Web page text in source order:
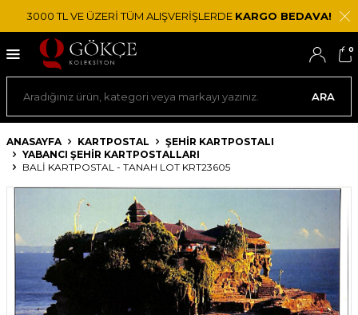
3000 TL VE ÜZERİ TÜM ALIŞVERİŞLERDE KARGO BEDAVA!
ARA
0
ANASAYFA KARTPOSTAL
ŞEHIR KARTPOSTALI
YABANCI ŞEHIR KARTPOSTALLARI
BALI KARTPOSTAL - TANAH LOT KRT23605